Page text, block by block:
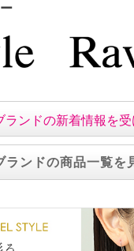
ランドの新着情報を受
ランドの商品一覧を